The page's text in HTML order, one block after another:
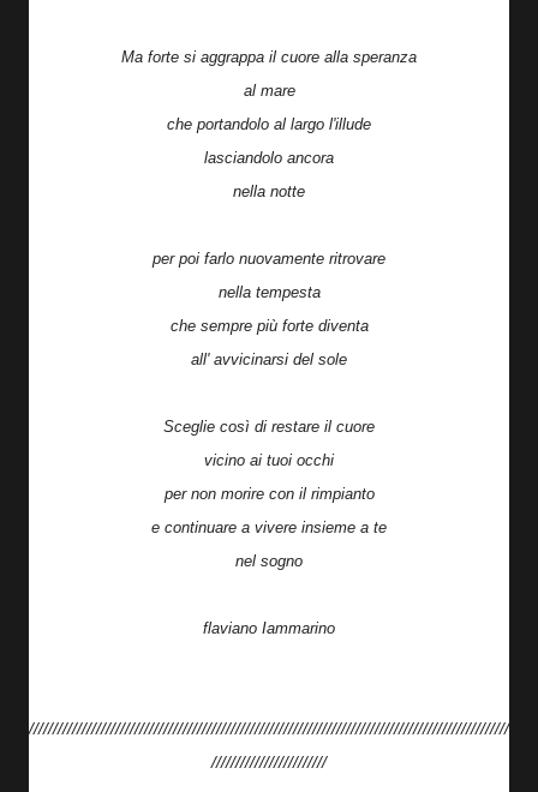
Ma forte si aggrappa il cuore alla speranza
al mare
che portandolo al largo l'illude
lasciandolo ancora
nella notte
per poi farlo nuovamente ritrovare
nella tempesta
che sempre più forte diventa
all' avvicinarsi del sole
Sceglie così di restare il cuore
vicino ai tuoi occhi
per non morire con il rimpianto
e continuare a vivere insieme a te
nel sogno
flaviano Iammarino
////////////////////////////////////////////////////////////////////////////////////////////////////
////////////////////////